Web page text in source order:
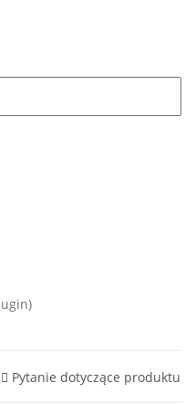
Pytanie dotyczące produktu